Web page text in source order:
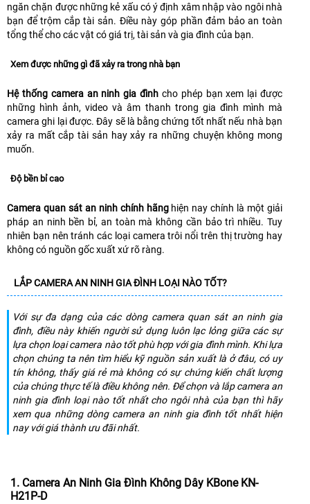
ngăn chặn được những kẻ xấu có ý định xâm nhập vào ngôi nhà
bạn để trộm cắp tài sản. Điều này góp phần đảm bảo an toàn
tổng thể cho các vật có giá trị, tài sản và gia đình của bạn.
Xem được những gì đã xảy ra trong nhà bạn
Hệ thống camera an ninh gia đình cho phép bạn xem lại được
những hình ảnh, video và âm thanh trong gia đình mình mà
camera ghi lại được. Đây sẽ là bằng chứng tốt nhất nếu nhà bạn
xảy ra mất cắp tài sản hay xảy ra những chuyện không mong
muốn.
Độ bền bỉ cao
Camera quan sát an ninh chính hãng hiện nay chính là một giải
pháp an ninh bền bỉ, an toàn mà không cần bảo trì nhiều. Tuy
nhiên bạn nên tránh các loại camera trôi nổi trên thị trường hay
không có nguồn gốc xuất xứ rõ ràng.
LẮP CAMERA AN NINH GIA ĐÌNH LOẠI NÀO TỐT?
Với sự đa dạng của các dòng camera quan sát an ninh gia
đình, điều này khiến người sử dụng luôn lạc lỏng giữa các sự
lựa chọn loại camera nào tốt phù hợp với gia đình mình. Khi lựa
chọn chúng ta nên tìm hiểu kỹ nguồn sản xuất là ở đâu, có uy
tín không, thấy giá rẻ mà không có sự chứng kiến chất lượng
của chúng thực tế là điều không nên. Để chọn và lắp camera an
ninh gia đình loại nào tốt nhất cho ngôi nhà của bạn thì hãy
xem qua những dòng camera an ninh gia đình tốt nhất hiện
nay với giá thành ưu đãi nhất.
1. Camera An Ninh Gia Đình Không Dây KBone KN-
H21P-D